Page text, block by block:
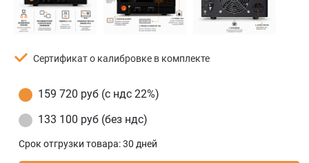
Сертификат о калибровке в комплекте
159 720 руб (с ндс 22%)
133 100 руб (без ндс)
Срок отгрузки товара:30 дней